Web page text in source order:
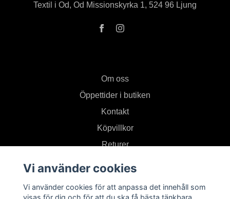
Textil i Od, Od Missionskyrka 1, 524 96 Ljung
Om oss
Öppettider i butiken
Kontakt
Köpvillkor
Returer
Prenumerera på vårt nyhetsbrev
Vi använder cookies
Vi använder cookies för att anpassa det innehåll som
visas för dig och för att du ska få bästa tänkbara